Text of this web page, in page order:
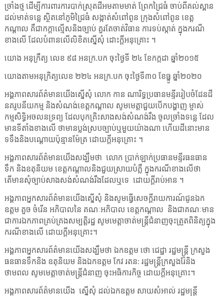
ច្រាំងថ្ម ដើម្បីការពារការបាក់ស្រុតដីអមតាមមាត់ ព្រែកជ្រៃធំ ចាប់ពីគល់ស្ពាន
ដល់មាត់ទន្លេ ស្ថិតនៅភូមិជ្រៃធំ សង្កាត់សំពៅពូន ក្រុងសំពៅពូន ខេត្ត
កណ្តាល គឺជាកក្តាល្មើសនិងច្បាប់ គួរតែចាត់វិធាន ការទប់ស្កាត់ ក្នុងករណី
ខាងលើ ដែលបំពានលើលិខិតស្នើសុំ ដោះក្តីអនុគ្រោះ ។
យោង អនុក្រឹត្យ លេខ ៩៨ អនក្រ.បក ចុះថ្ងៃទី ២៤ ខែកក្កដា ឆ្នាំ២០១៥
យោងតាមអនុក្រិត្យលេខ ២២៤ អនក្រ.បក ចុះថ្ងៃទី៣០ ខែធ្នូ ឆ្នាំ២០២០
អង្គភាពសារព័ត៌មានយើងស្នើសុំ លោក កាន ណារិទ្ធប្រធានមន្ទីររៀបចំដែនដី
នគរូបនីយកម្ម និងសំណង់ខេត្តកណ្តាល សូមមេត្តាជួយបើកបង្ហាញ ម្ចាស់
កម្មសិទ្ធិអចលនទ្រព្យ ដែលបុកគ្រិះសាងសង់សំណង់រឹង ចូលច្រាំងទន្លេ ដែល
មានទីតាំងខាងលើ ថាមានប្លង់ស្របច្បាប់ឬមួយយ៉ាងណា ហើយដីនោះមាន
ទទឹងនិងបណ្តោយប៉ុន្មានម៉ែត្រ ដោយក្តីអនុគ្រោះ ។
អង្គភាពសារព័ត៌មានយើងសង្ឃឹមថា លោក ប្រាក់ឡាក់ប្រធានមន្ទីរធនធាន
ទឹក និងឧតុនិយម ខេត្តកណ្តាលនិងជួយស្រាយបំភ្លឺ ក្នុងករណីខាងលើថា
តើមានសុំច្បាប់សាងសង់សំណង់រឹងដែលឬទេ ដោយក្តីរាប់អាន ។
អង្គភាពអ្នកសារព័ត៌មានយើងស្នើសុំ និងសូមធ្វើសេចក្តីរាយការណ៍ជូនឯក
ឧត្តម គួច ចំរើន អភិបាលនៃ គណៈអភិបាល ខេត្តកណ្តាល និងជាគណៈមាន
ជាការឯកភាពគ្រប់គ្រងសម្បត្តិរដ្ឋ សូមមេត្តាចាត់មន្ត្រីជំនាញចុះត្រួតពិនិត្យក្នុង
ករណីខាងលើ ដោយក្តីអនុគ្រោះ។
អង្គភាពអ្នកសារព័ត៌មានយើងសង្ឃឹមថា ឯកឧត្តម ថោ ជេដ្ឋា រដ្ឋមន្ត្រី ក្រសួង
ធនធានទឹកនិង ឧតុនិយម និងឯកឧត្តម កែវ រតន: រដ្ឋមន្ត្រីក្រសួងរ៉ែនិង
ថាមពល សូមមេត្តាចាត់មន្ត្រីជំនាញ ចុះអធិការកិច្ច ដោយក្តីអនុគ្រោះ។
អង្គភាពសារព័ត៌មានយើង ស្នើសុំ ដល់ឯកឧត្តម សាយសំអាល់ រដ្ឋមន្ត្រី